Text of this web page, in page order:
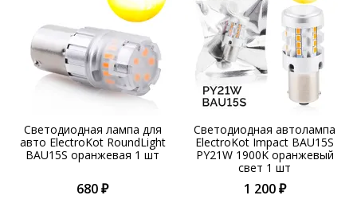
Светодиодная лампа для
авто ElectroKot RoundLight
BAU15S оранжевая 1 шт
680 ₽
Светодиодная автолампа
ElectroKot Impact BAU15S
PY21W 1900K оранжевый
свет 1 шт
1 200 ₽